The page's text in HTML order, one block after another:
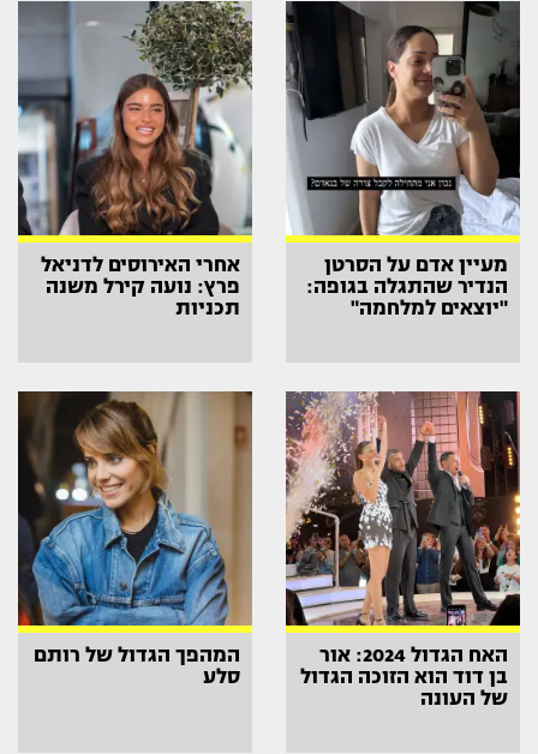
מעיין אדם על הסרטן
הנדיר שהתגלה בגופה:
"יוצאים למלחמה"
אחרי האירוסים לדניאל
פרץ: נועה קירל משנה
תכניות
האח הגדול 2024: אור
בן דוד הוא הזוכה הגדול
של העונה
המהפך הגדול של רותם
סלע